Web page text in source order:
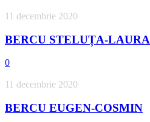
11 decembrie 2020
BERCU STELUȚA-LAURA
0
11 decembrie 2020
BERCU EUGEN-COSMIN